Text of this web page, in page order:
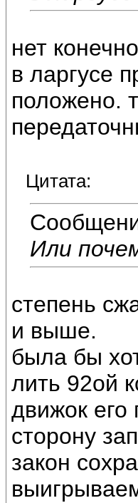
нет
в ларгусе
положено.
Цитата:
Или
степень
и выше.
была бы
лить 92ой
движок его
сторону
закон